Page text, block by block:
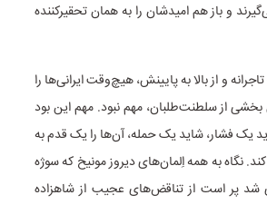
و باز هم امیدشان را به همان تحقیرکننده
و از بالا به پایینش، هیچ‌وقت ایرانی‌ها را
از سلطنت‌طلبان، مهم نبود. مهم این بود
یک فشار، شاید یک حمله، آن‌ها را یک قدم به
نگاه به همه اِلمان‌های دیروز مونیخ که سوژه
شد پر است از تناقض‌های عجیب از شاهزاده